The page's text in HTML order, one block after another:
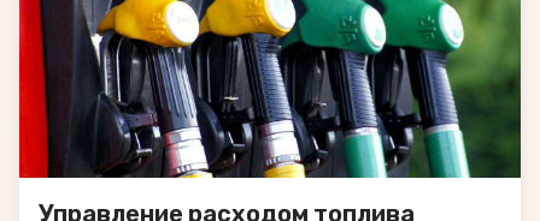
Управление расходом топлива